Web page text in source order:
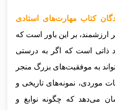
کتاب مهارت‌های استادی
ارزشمند، بر این باور است که
ذاتی است که اگر به درستی
به موفقیت‌های بزرگ منجر
موردی، نمونه‌های تاریخی و
می‌دهد که چگونه نوابغ و